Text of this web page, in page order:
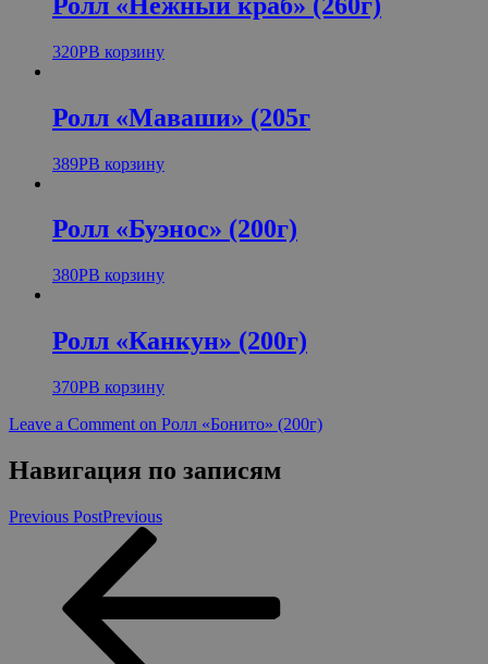
320РВ корзину
Ролл «Маваши» (205г
389РВ корзину
Ролл «Буэнос» (200г)
380РВ корзину
Ролл «Канкун» (200г)
370РВ корзину
Leave a Comment on Ролл «Бонито» (200г)
Навигация по записям
Previous PostPrevious